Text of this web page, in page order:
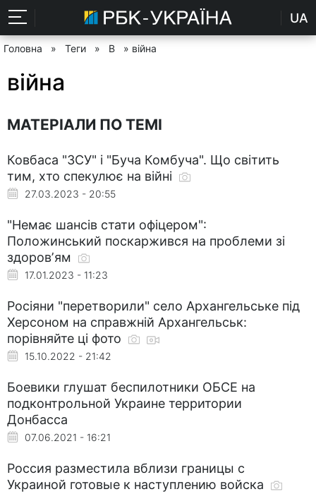
UA
Головна » Теги » В » війна
війна
МАТЕРІАЛИ ПО ТЕМІ
Ковбаса "ЗСУ" і "Буча Комбуча". Що світить
тим, хто спекулює на війні
27.03.2023 - 20:55
"Немає шансів стати офіцером":
Положинський поскаржився на проблеми зі
здоровʼям
17.01.2023 - 11:23
Росіяни "перетворили" село Архангельське під
Херсоном на справжній Архангельськ:
порівняйте ці фото
15.10.2022 - 21:42
Боевики глушат беспилотники ОБСЕ на
подконтрольной Украине территории
Донбасса
07.06.2021 - 16:21
Россия разместила вблизи границы с
Украиной готовые к наступлению войска